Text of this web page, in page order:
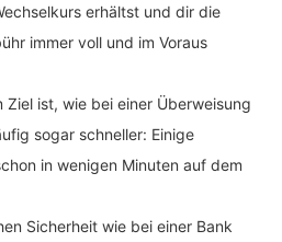
erhältst und dir die
immer voll und im Voraus
Ziel ist, wie bei einer Überweisung
sogar schneller: Einige
in wenigen Minuten auf dem
Sicherheit wie bei einer Bank